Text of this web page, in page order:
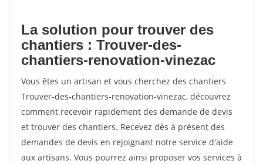
La solution pour trouver des
chantiers : Trouver-des-
chantiers-renovation-vinezac
Vous êtes un artisan et vous cherchez des chantiers
Trouver-des-chantiers-renovation-vinezac, découvrez
comment recevoir rapidement des demande de devis
et trouver des chantiers. Recevez dès à présent des
demandes de devis en rejoignant notre service d'aide
aux artisans. Vous pourrez ainsi proposer vos services à